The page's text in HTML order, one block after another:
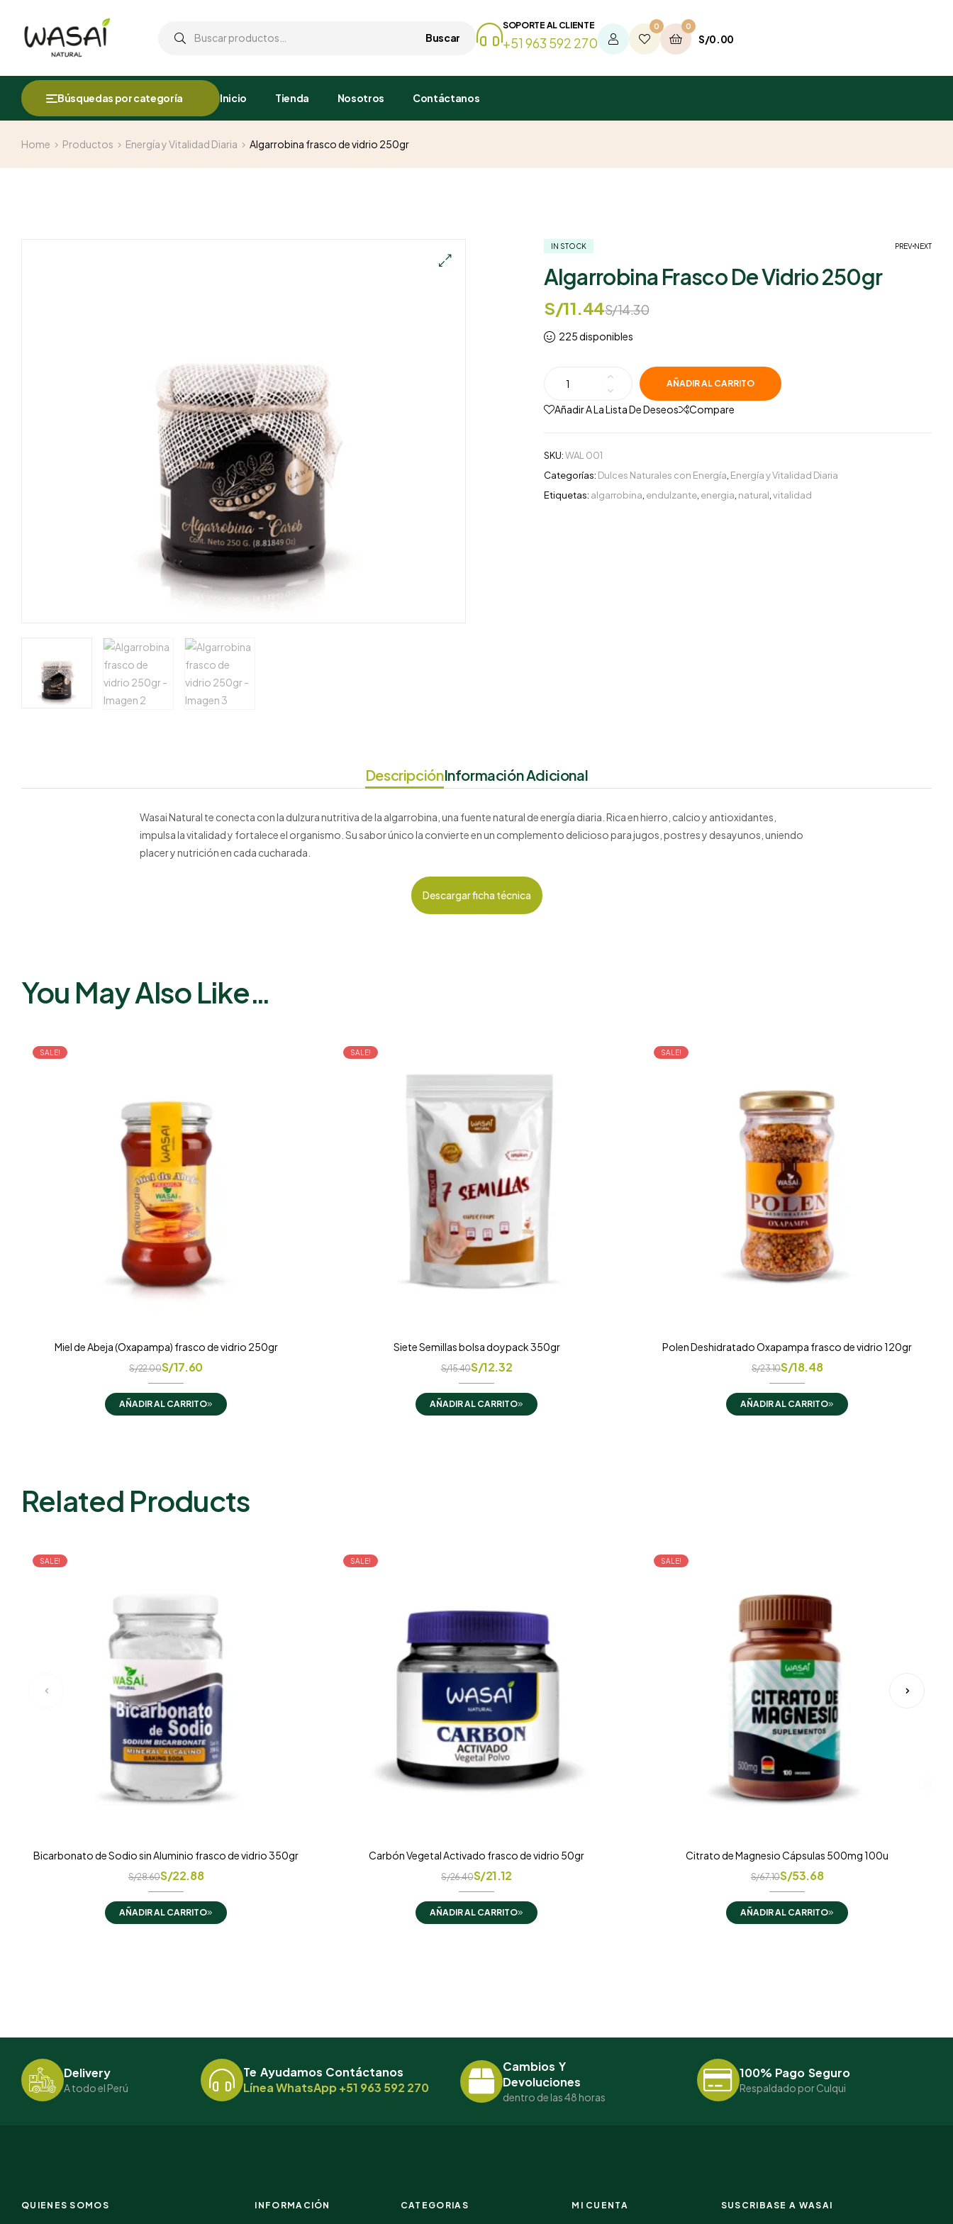
Buscar
SOPORTE AL CLIENTE
+51 963 592 270
0 0
S/0.00
Búsquedas por categoría Inicio Tienda Nosotros Contáctanos
Home Productos Energía y Vitalidad Diaria Algarrobina frasco de vidrio 250gr
IN STOCK PREV NEXT
Algarrobina Frasco De Vidrio 250gr
S/14.30
S/11.44
225 disponibles
AÑADIR AL CARRITO
Añadir A La Lista De Deseos Compare
SKU:WAL 001
Categorías: Dulces Naturales con Energía, Energía y Vitalidad Diaria
Etiquetas: algarrobina, endulzante, energia, natural,vitalidad
DescripciónInformación Adicional
Wasai Natural te conecta con la dulzura nutritiva de la algarrobina, una fuente natural de energía diaria. Rica en hierro, calcio y antioxidantes,
impulsa la vitalidad y fortalece el organismo. Su sabor único la convierte en un complemento delicioso para jugos, postres y desayunos, uniendo
placer y nutrición en cada cucharada.
Descargar ficha técnica
You May Also Like…
SALE!
Miel de Abeja (Oxapampa) frasco de vidrio 250gr
S/22.00S/17.60
AÑADIR AL CARRITO
SALE!
Siete Semillas bolsa doypack 350gr
S/15.40S/12.32
AÑADIR AL CARRITO
SALE!
Polen Deshidratado Oxapampa frasco de vidrio 120gr
S/23.10S/18.48
AÑADIR AL CARRITO
Related Products
SALE!
Bicarbonato de Sodio sin Aluminio frasco de vidrio 350gr
S/28.60S/22.88
AÑADIR AL CARRITO
SALE!
Carbón Vegetal Activado frasco de vidrio 50gr
S/26.40S/21.12
AÑADIR AL CARRITO
SALE!
Citrato de Magnesio Cápsulas 500mg 100u
S/67.10S/53.68
AÑADIR AL CARRITO
Delivery
A todo el Perú
Te Ayudamos Contáctanos
Línea WhatsApp +51 963 592 270
Cambios Y
Devoluciones
dentro de las 48 horas
100% Pago Seguro
Respaldado por Culqui
QUIENES SOMOS INFORMACIÓN CATEGORIAS MI CUENTA SUSCRIBASE A WASAI